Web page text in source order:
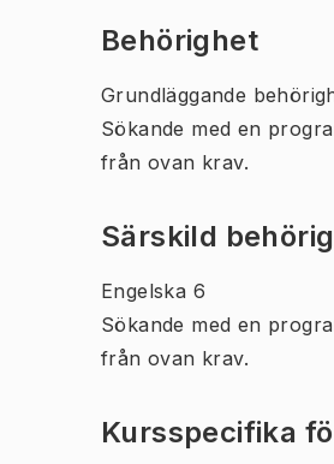
Behörighet
Grundläggande
Sökande med en
från ovan krav.
Särskild
Engelska 6
Sökande med en
från ovan krav.
Kursspecifika